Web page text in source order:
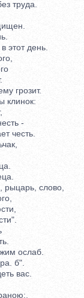
труда.
этот день.
грозит.
клинок:
-
честь.
слово,
ослаб.
б".
вас.